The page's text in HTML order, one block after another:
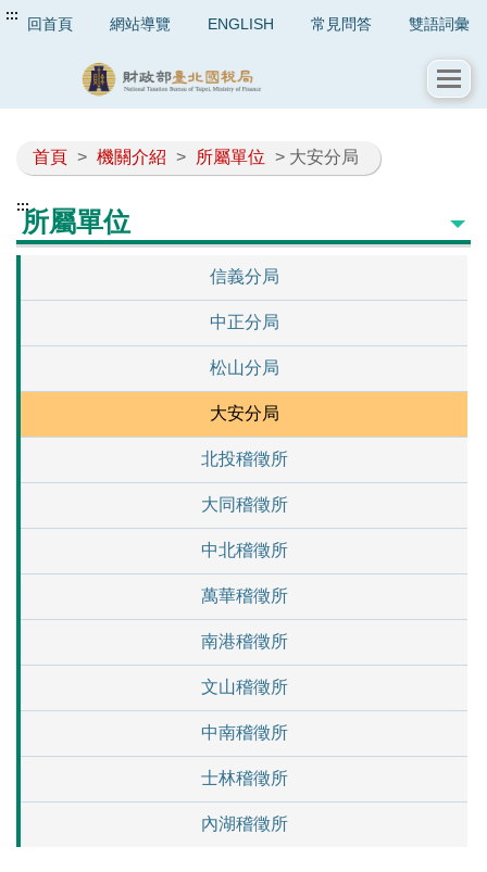
::: 回首頁 網站導覽 ENGLISH 常見問答 雙語詞彙
首頁 > 機關介紹 > 所屬單位 > 大安分局
:::所屬單位
信義分局
中正分局
松山分局
大安分局
北投稽徵所
大同稽徵所
中北稽徵所
萬華稽徵所
南港稽徵所
文山稽徵所
中南稽徵所
士林稽徵所
內湖稽徵所